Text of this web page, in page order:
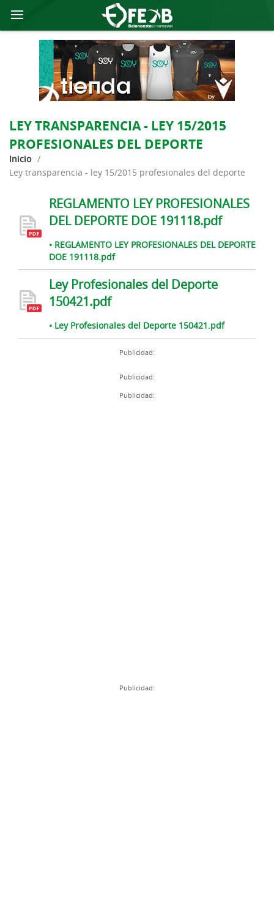
LEY TRANSPARENCIA - LEY 15/2015
PROFESIONALES DEL DEPORTE
Inicio /
ley transparencia - ley 15/2015 profesionales del deporte
REGLAMENTO LEY PROFESIONALES
DEL DEPORTE DOE 191118.pdf
• REGLAMENTO LEY PROFESIONALES DEL DEPORTE
DOE 191118.pdf
Ley Profesionales del Deporte
150421.pdf
• Ley Profesionales del Deporte 150421.pdf
Publicidad:
Publicidad:
Publicidad:
Publicidad: